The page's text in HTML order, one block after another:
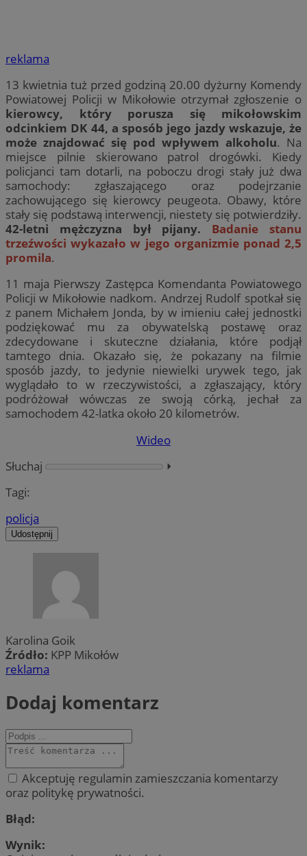
reklama
13 kwietnia tuż przed godziną 20.00 dyżurny Komendy
Powiatowej Policji w Mikołowie otrzymał zgłoszenie o
kierowcy, który porusza się mikołowskim
odcinkiem DK 44, a sposób jego jazdy wskazuje, że
może znajdować się pod wpływem alkoholu. Na
miejsce pilnie skierowano patrol drogówki. Kiedy
policjanci tam dotarli, na poboczu drogi stały już dwa
samochody: zgłaszającego oraz podejrzanie
zachowującego się kierowcy peugeota. Obawy, które
stały się podstawą interwencji, niestety się potwierdziły.
42-letni mężczyzna był pijany. Badanie stanu
trzeźwości wykazało w jego organizmie ponad 2,5
promila.
11 maja Pierwszy Zastępca Komendanta Powiatowego
Policji w Mikołowie nadkom. Andrzej Rudolf spotkał się
z panem Michałem Jonda, by w imieniu całej jednostki
podziękować mu za obywatelską postawę oraz
zdecydowane i skuteczne działania, które podjął
tamtego dnia. Okazało się, że pokazany na filmie
sposób jazdy, to jedynie niewielki urywek tego, jak
wyglądało to w rzeczywistości, a zgłaszający, który
podróżował wówczas ze swoją córką, jechał za
samochodem 42-latka około 20 kilometrów.
Wideo
Słuchaj
⏵︎
Tagi:
policja
Udostępnij
Karolina Goik
Źródło: KPP Mikołów
reklama
Dodaj komentarz
Akceptuję regulamin zamieszczania komentarzy
oraz politykę prywatności.
Błąd:
Wynik: